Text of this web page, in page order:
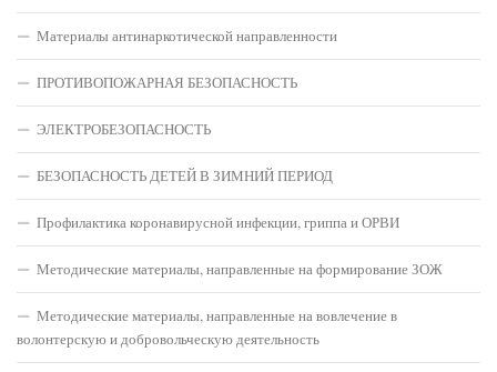
Материалы антинаркотической направленности
ПРОТИВОПОЖАРНАЯ БЕЗОПАСНОСТЬ
ЭЛЕКТРОБЕЗОПАСНОСТЬ
БЕЗОПАСНОСТЬ ДЕТЕЙ В ЗИМНИЙ ПЕРИОД
Профилактика коронавирусной инфекции, гриппа и ОРВИ
Методические материалы, направленные на формирование ЗОЖ
Методические материалы, направленные на вовлечение в
волонтерскую и добровольческую деятельность